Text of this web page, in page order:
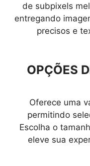
de subpixels
entregando
precisos e
OPÇÕES
Oferece uma
permitindo
Escolha o
eleve sua